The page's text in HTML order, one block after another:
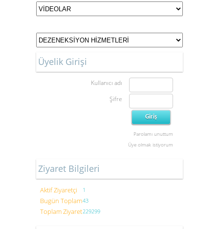
Üyelik Girişi
Kullanıcı adı
Şifre
Parolamı unuttum
Üye olmak istiyorum
Ziyaret Bilgileri
Aktif Ziyaretçi 1
Bugün Toplam43
Toplam Ziyaret229299